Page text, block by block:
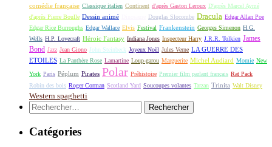
comédie française Classique italien Continent d'après Gaston Leroux D'après Marcel Aymé
d'après Pierre Boulle Dessin animé Douglas Slocombe Dracula Edgar Allan Poe
Edgar Rice Burroughs Edgar Wallace Elvis Festival Frankenstein Georges Simenon H.G.
Wells H.P. Lovecraft Héroic Fantasy Indiana Jones Inspecteur Harry J.R.R. Tolkien James
Bond Jazz Jean Giono John Steinbeck Joyeux Noël Jules Verne LA GUERRE DES
ETOILES La Panthère Rose Lamartine Loup-garou Marguerite Michel Audiard Momie New
York Paris Péplum Pirates Polar Préhistoire Premier film parlant français Rat Pack
Robin des bois Roger Corman Scotland Yard Soucoupes volantes Tarzan Trinita Walt Disney
Western spaghetti
Rechercher :
Catégories